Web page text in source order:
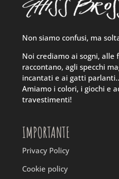
Non siamo confusi, ma
Noi crediamo ai sogni, alle
raccontano, agli specchi
incantati e ai gatti
Amiamo i colori, i giochi e
travestimenti!
IMPORTANTE
Privacy Policy
Cookie policy